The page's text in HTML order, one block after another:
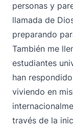
personas y
llamada de
preparando
También me
estudiantes
han
viviendo en
través de la